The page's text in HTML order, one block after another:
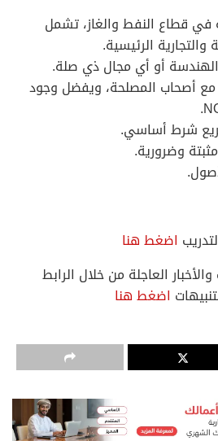
تقل عن 12 سنة في قطاع النفط والغاز، تشمل
الرئيسية.
أو أي مجال ذي صلة.
أصحاب المصلحة، ويفضل وجود
شرط أساسي.
وضرورية.
اضغط هنا
العاجلة من خلال الرابط
اضغط هنا